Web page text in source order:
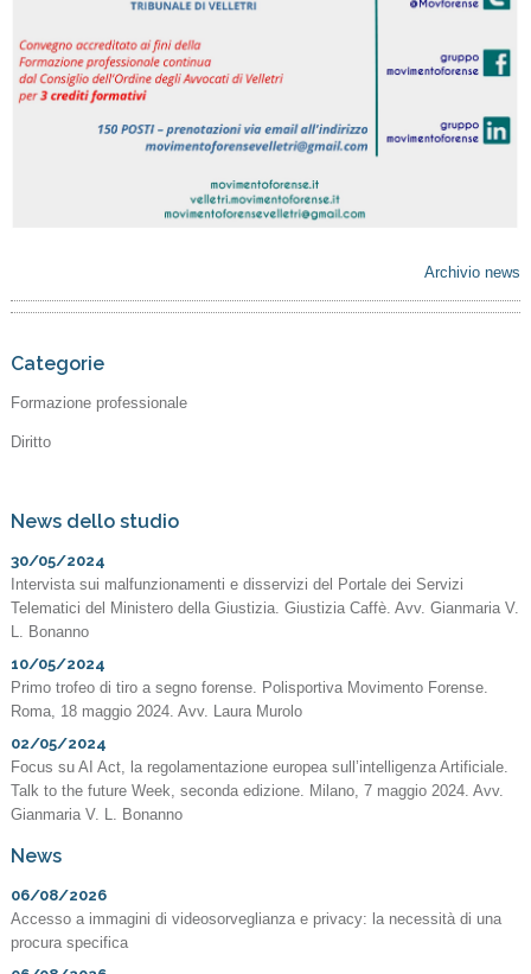
Archivio news
Categorie
Formazione professionale
Diritto
News dello studio
30/05/2024
Intervista sui malfunzionamenti e disservizi del Portale dei Servizi
Telematici del Ministero della Giustizia. Giustizia Caffè. Avv. Gianmaria V.
L. Bonanno
10/05/2024
Primo trofeo di tiro a segno forense. Polisportiva Movimento Forense.
Roma, 18 maggio 2024. Avv. Laura Murolo
02/05/2024
Focus su AI Act, la regolamentazione europea sull’intelligenza Artificiale.
Talk to the future Week, seconda edizione. Milano, 7 maggio 2024. Avv.
Gianmaria V. L. Bonanno
News
06/08/2026
Accesso a immagini di videosorveglianza e privacy: la necessità di una
procura specifica